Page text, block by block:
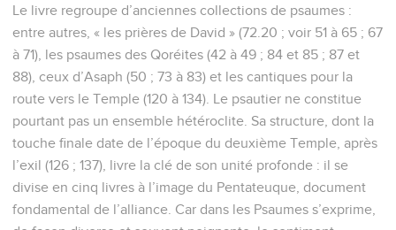
Le livre regroupe d’anciennes collections de psaumes :
entre autres, « les prières de David » (72.20 ; voir 51 à 65 ; 67
à 71), les psaumes des Qoréites (42 à 49 ; 84 et 85 ; 87 et
88), ceux d’Asaph (50 ; 73 à 83) et les cantiques pour la
route vers le Temple (120 à 134). Le psautier ne constitue
pourtant pas un ensemble hétéroclite. Sa structure, dont la
touche finale date de l’époque du deuxième Temple, après
l’exil (126 ; 137), livre la clé de son unité profonde : il se
divise en cinq livres à l’image du Pentateuque, document
fondamental de l’alliance. Car dans les Psaumes s’exprime,